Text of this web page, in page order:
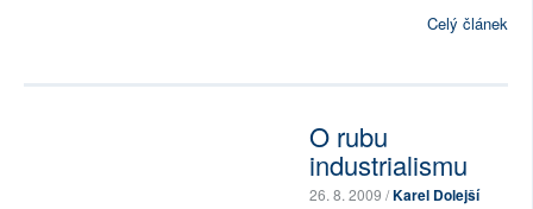
Celý článek
O rubu
industrialismu
26. 8. 2009 /Karel Dolejší